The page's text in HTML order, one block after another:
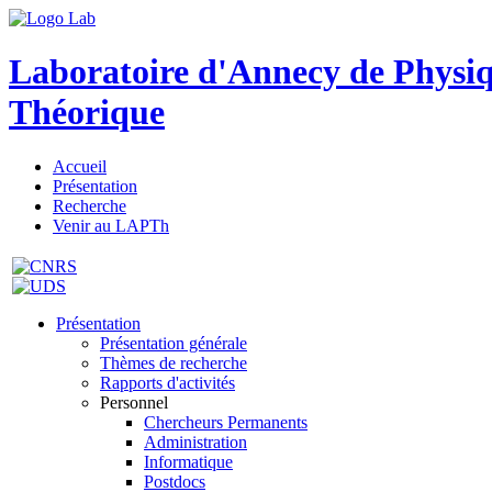
Laboratoire d'Annecy de
Théorique
Accueil
Présentation
Recherche
Venir au LAPTh
Présentation
Présentation générale
Thèmes de recherche
Rapports d'activités
Personnel
Chercheurs Permanents
Administration
Informatique
Postdocs